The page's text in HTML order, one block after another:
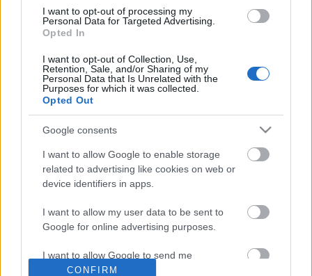
I want to opt-out of processing my
Personal Data for Targeted Advertising.
Opted In
I want to opt-out of Collection, Use,
Retention, Sale, and/or Sharing of my
Personal Data that Is Unrelated with the
Purposes for which it was collected.
Opted Out
Google consents
I want to allow Google to enable storage
related to advertising like cookies on web or
device identifiers in apps.
I want to allow my user data to be sent to
Google for online advertising purposes.
I want to allow Google to send me
personalized advertising.
CONFIRM
Λεβαδειακός
ΟΦΗ
Βόλος
Ατρόμητος Αθηνών
Κηφισιά
Αστέρας Τρίπολης
Μια Ιστορία από την Πόλη
Το σύνολο του περιεχομένου και των υπηρεσιών του gazzetta.gr
Απαγορεύεται η χρήση ή επανεκπομπή του, σε οποιοδήποτε μέσο,
μετά ή άνευ επεξεργασίας, χωρίς γραπτή άδεια του εκδότη.
ΑΘΛΗΜΑΤΑ
Ποδόσφαιρο
Μπάσκετ
ΠΕΡΙΣΣΟΤΕΡΑ
Πρωτοσέλιδα
gMotion